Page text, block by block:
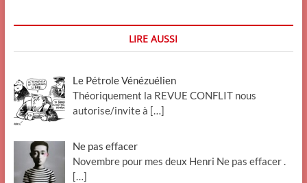
LIRE AUSSI
Le Pétrole Vénézuélien
Théoriquement la REVUE CONFLIT nous
autorise/invite à […]
Ne pas effacer
Novembre pour mes deux Henri Ne pas effacer .
[…]